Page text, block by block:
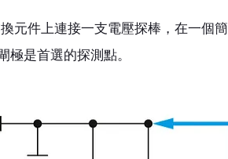
元件上連接一支電壓探棒，在一個簡
極是首選的探測點。